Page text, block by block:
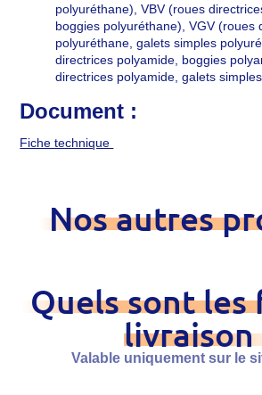
polyuréthane), VBV (roues
boggies polyuréthane), VGV (roues
polyuréthane, galets simples
directrices polyamide, boggies
directrices polyamide, galets
Document :
Fiche technique
Nos autres
Quels sont les
livraison
Valable uniquement sur le